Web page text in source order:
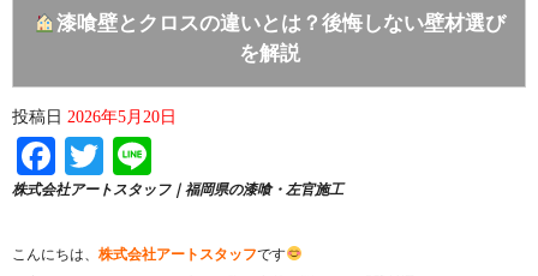
漆喰壁とクロスの違いとは？後悔しない壁材選び
を解説
投稿日 2026年5月20日
Facebook
Twitter
株式会社アートスタッフ｜福岡県の漆喰・左官施工
こんにちは、 株式会社アートスタッフです